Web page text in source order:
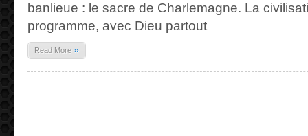
banlieue : le sacre de Charlemagne. La
programme, avec Dieu partout
Read More »